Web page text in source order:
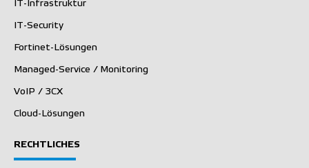
IT-Infrastruktur
IT-Security
Fortinet-Lösungen
Managed-Service / Monitoring
VoIP / 3CX
Cloud-Lösungen
RECHTLICHES